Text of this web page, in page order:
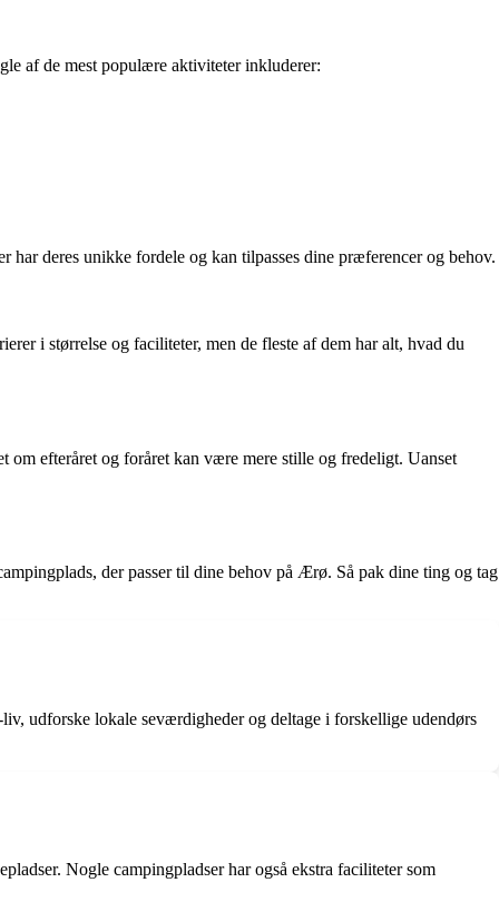
af de mest populære aktiviteter inkluderer:
deres unikke fordele og kan tilpasses dine præferencer og behov.
i størrelse og faciliteter, men de fleste af dem har alt, hvad du
efteråret og foråret kan være mere stille og fredeligt. Uanset
der passer til dine behov på Ærø. Så pak dine ting og tag
udforske lokale seværdigheder og deltage i forskellige udendørs
Nogle campingpladser har også ekstra faciliteter som